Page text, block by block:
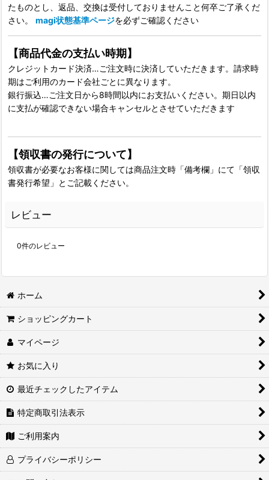
たものとし、返品、交換は受付しておりませんこと何卒ご了承くだ
さい。 magi状態基準ページを必ずご確認ください
【商品代金の支払い時期】
クレジットカード決済…ご注文時に決済していただきます。請求時
期はご利用のカード会社ごとに異なります。
銀行振込…ご注文日から8時間以内にお支払いください。期日以内
に支払が確認できない場合キャンセルとさせていただきます
【領収書の発行について】
領収書が必要なお客様に関しては商品注文時「備考欄」にて「領収
書発行希望」とご記載ください。
レビュー
0件のレビュー
ホーム
ショッピングカート
マイページ
お気に入り
最近チェックしたアイテム
特定商取引法表示
ご利用案内
プライバシーポリシー